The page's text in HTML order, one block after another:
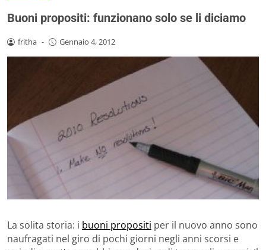
Buoni propositi: funzionano solo se li diciamo
fritha - Gennaio 4, 2012
La solita storia: i buoni propositi per il nuovo anno sono
naufragati nel giro di pochi giorni negli anni scorsi e